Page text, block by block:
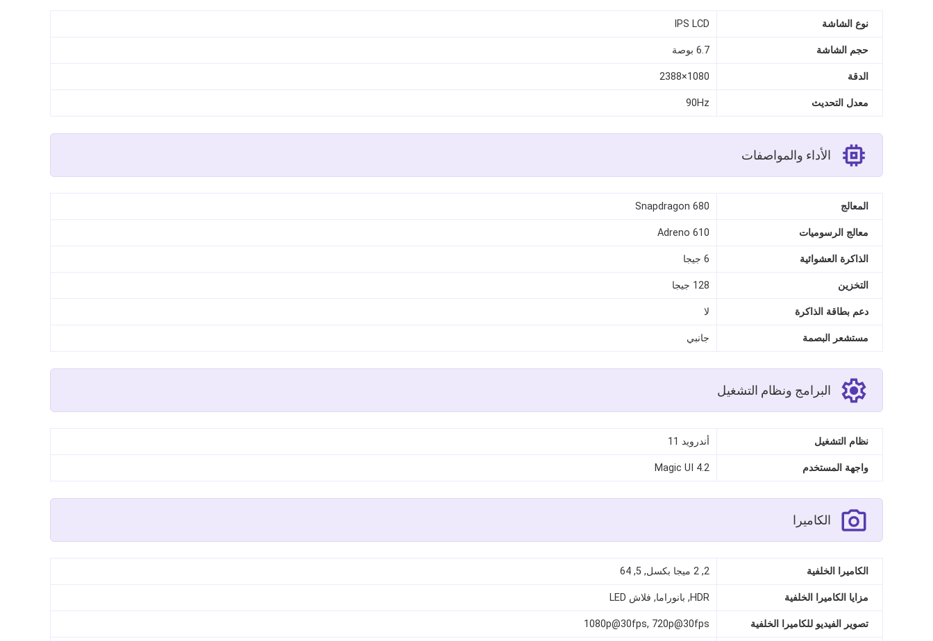
نوع الشاشة IPS LCD
حجم الشاشة 6.7 بوصة
الدقة 1080×2388
معدل التحديث 90Hz
الأداء والمواصفات
المعالج Snapdragon 680
معالج الرسوميات Adreno 610
الذاكرة العشوائية 6 جيجا
التخزين 128 جيجا
دعم بطاقة الذاكرة لا
مستشعر البصمة جانبي
البرامج ونظام التشغيل
نظام التشغيل أندرويد 11
واجهة المستخدم Magic UI 4.2
الكاميرا
الكاميرا الخلفية 2, 2 ميجا بكسل, 5, 64
مزايا الكاميرا الخلفية HDR, بانوراما, فلاش LED
تصوير الفيديو للكاميرا الخلفية 1080p@30fps, 720p@30fps